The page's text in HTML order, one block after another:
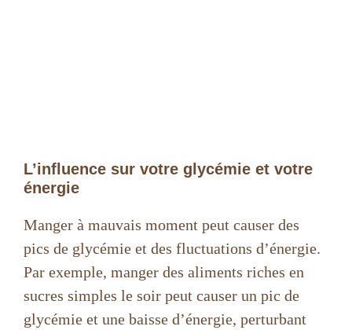
L’influence sur votre glycémie et votre
énergie
Manger à mauvais moment peut causer des
pics de glycémie et des fluctuations d’énergie.
Par exemple, manger des aliments riches en
sucres simples le soir peut causer un pic de
glycémie et une baisse d’énergie, perturbant